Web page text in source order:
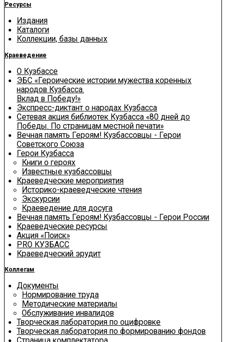
Ресурсы
Издания
Каталоги
Коллекции, базы данных
Краеведение
О Кузбассе
ЭБС «Героические истории мужества коренных
народов Кузбасса.
Вклад в Победу!»
Экспресс-диктант о народах Кузбасса
Сетевая акция библиотек Кузбасса «80 дней до
Победы. По страницам местной печати»
Вечная память Героям! Кузбассовцы - Герои
Советского Союза
Герои Кузбасса
Книги о героях
Известные кузбассовцы
Краеведческие мероприятия
Историко-краеведческие чтения
Экскурсии
Краеведение для досуга
Вечная память Героям! Кузбассовцы - Герои России
Краеведческие ресурсы
Акция «Поиск»
PRO КУЗБАСС
Краеведческий эрудит
Коллегам
Документы
Нормирование труда
Методические материалы
Обслуживание инвалидов
Творческая лаборатория по оцифровке
Творческая лаборатория по формированию фондов